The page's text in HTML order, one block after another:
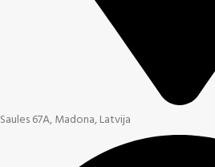
Saules 67A, Madona, Latvija